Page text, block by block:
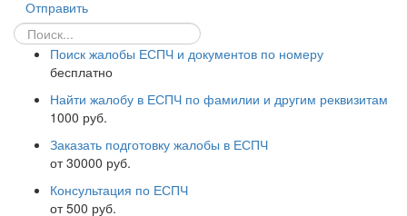
Отправить
Поиск жалобы ЕСПЧ и документов по номеру
бесплатно
Найти жалобу в ЕСПЧ по фамилии и другим реквизитам
1000 руб.
Заказать подготовку жалобы в ЕСПЧ
от 30000 руб.
Консультация по ЕСПЧ
от 500 руб.